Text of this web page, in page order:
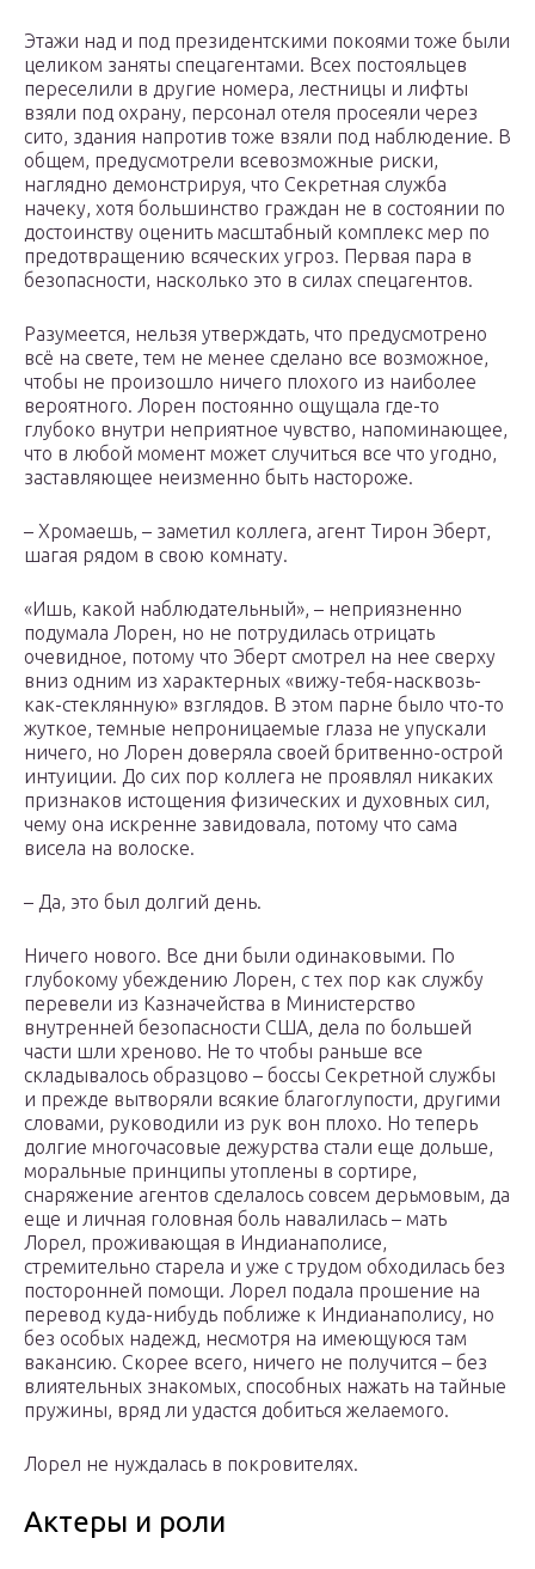
Этажи над и под президентскими покоями тоже были
целиком заняты спецагентами. Всех постояльцев
переселили в другие номера, лестницы и лифты
взяли под охрану, персонал отеля просеяли через
сито, здания напротив тоже взяли под наблюдение. В
общем, предусмотрели всевозможные риски,
наглядно демонстрируя, что Секретная служба
начеку, хотя большинство граждан не в состоянии по
достоинству оценить масштабный комплекс мер по
предотвращению всяческих угроз. Первая пара в
безопасности, насколько это в силах спецагентов.
Разумеется, нельзя утверждать, что предусмотрено
всё на свете, тем не менее сделано все возможное,
чтобы не произошло ничего плохого из наиболее
вероятного. Лорен постоянно ощущала где-то
глубоко внутри неприятное чувство, напоминающее,
что в любой момент может случиться все что угодно,
заставляющее неизменно быть настороже.
– Хромаешь, – заметил коллега, агент Тирон Эберт,
шагая рядом в свою комнату.
«Ишь, какой наблюдательный», – неприязненно
подумала Лорен, но не потрудилась отрицать
очевидное, потому что Эберт смотрел на нее сверху
вниз одним из характерных «вижу-тебя-насквозь-
как-стеклянную» взглядов. В этом парне было что-то
жуткое, темные непроницаемые глаза не упускали
ничего, но Лорен доверяла своей бритвенно-острой
интуиции. До сих пор коллега не проявлял никаких
признаков истощения физических и духовных сил,
чему она искренне завидовала, потому что сама
висела на волоске.
– Да, это был долгий день.
Ничего нового. Все дни были одинаковыми. По
глубокому убеждению Лорен, с тех пор как службу
перевели из Казначейства в Министерство
внутренней безопасности США, дела по большей
части шли хреново. Не то чтобы раньше все
складывалось образцово – боссы Секретной службы
и прежде вытворяли всякие благоглупости, другими
словами, руководили из рук вон плохо. Но теперь
долгие многочасовые дежурства стали еще дольше,
моральные принципы утоплены в сортире,
снаряжение агентов сделалось совсем дерьмовым, да
еще и личная головная боль навалилась – мать
Лорел, проживающая в Индианаполисе,
стремительно старела и уже с трудом обходилась без
посторонней помощи. Лорел подала прошение на
перевод куда-нибудь поближе к Индианаполису, но
без особых надежд, несмотря на имеющуюся там
вакансию. Скорее всего, ничего не получится – без
влиятельных знакомых, способных нажать на тайные
пружины, вряд ли удастся добиться желаемого.
Лорел не нуждалась в покровителях.
Актеры и роли